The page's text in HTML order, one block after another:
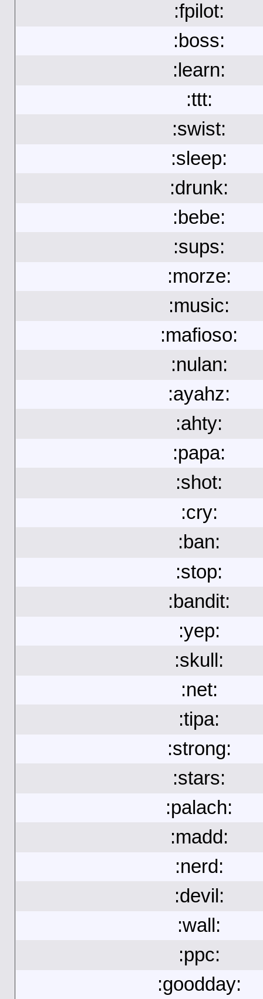
:fpilot:
:boss:
:learn:
:ttt:
:swist:
:sleep:
:drunk:
:bebe:
:sups:
:morze:
:music:
:mafioso:
:nulan:
:ayahz:
:ahty:
:papa:
:shot:
:cry:
:ban:
:stop:
:bandit:
:yep:
:skull:
:net:
:tipa:
:strong:
:stars:
:palach:
:madd:
:nerd:
:devil:
:wall:
:ppc:
:goodday: